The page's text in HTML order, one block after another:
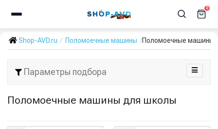
0
Shop-AVD.ru Поломоечные машины Поломоечные машины
Параметры подбора
Поломоечные машины для школы